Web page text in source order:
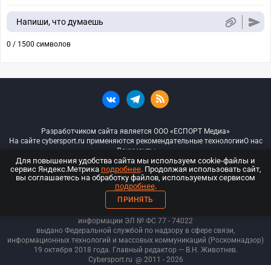
Напиши, что думаешь
0 / 1500 символов
Разработчиком сайта является ООО «ЕСПОРТ Медиа»
На сайте cybersport.ru применяются рекомендательные технологииО нас
Документы
© ООО «Киберспорт.ру» — Все права защищены
18+
ООО «Киберспорт.ру». Свидетельство о регистрации средств массовой
информации ЭЛ № ФС 77 - 74022
выдано Федеральной службой по надзору в сфере связи,
информационных технологий и массовых коммуникаций (Роскомнадзор)
19 октября 2018 года. Главный редактор — В.Н. Животнев.
Cybersport.ru @ 2011 - 2026
Для повышения удобства сайта мы используем cookie-файлы и
сервис Яндекс.Метрика подробнее. Продолжая использовать сайт,
вы соглашаетесь на обработку файлов, используемых сервисом
подробнее.
ПРИНЯТЬ